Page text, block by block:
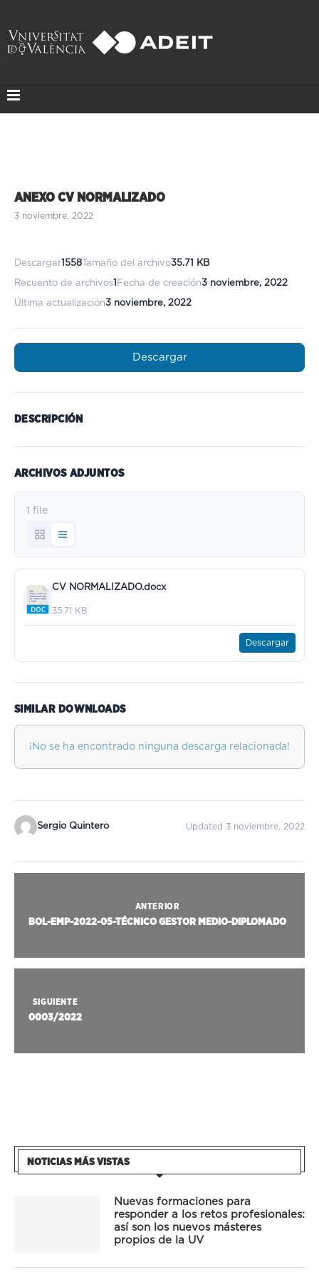
ANEXO CV NORMALIZADO
3 noviembre, 2022
Descargar1558 Tamaño del archivo35.71 KB
Recuento de archivos1 Fecha de creación3 noviembre, 2022
Última actualización3 noviembre, 2022
Descargar
DESCRIPCIÓN
ARCHIVOS ADJUNTOS
1 file
CV NORMALIZADO.docx
35.71 KB
Descargar
SIMILAR DOWNLOADS
¡No se ha encontrado ninguna descarga relacionada!
Sergio Quintero Updated 3 noviembre, 2022
ANTERIOR
BOL-EMP-2022-05-TÉCNICO GESTOR MEDIO-DIPLOMADO
SIGUIENTE
0003/2022
NOTICIAS MÁS VISTAS
Nuevas formaciones para
responder a los retos profesionales:
así son los nuevos másteres
propios de la UV